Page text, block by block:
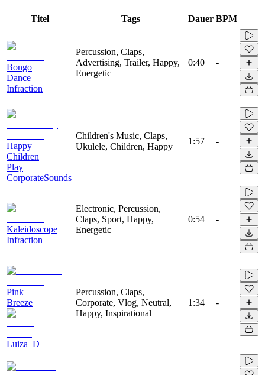
Titel Tags Dauer BPM
Bongo
Dance
Infraction
Percussion, Claps,
Advertising, Trailer, Happy,
Energetic
0:40 -
Happy
Children
Play
CorporateSounds
Children's Music, Claps,
Ukulele, Children, Happy
1:57 -
Kaleidoscope
Infraction
Electronic, Percussion,
Claps, Sport, Happy,
Energetic
0:54 -
Pink
Breeze
Luiza_D
Percussion, Claps,
Corporate, Vlog, Neutral,
Happy, Inspirational
1:34 -